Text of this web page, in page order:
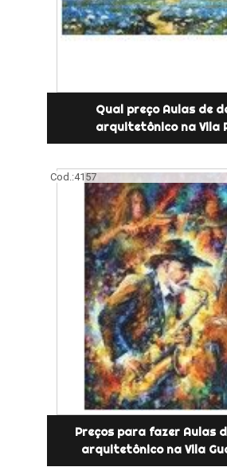
Qual preço Aulas de
arquitetônico na Vila
Cod.:4157
Preços para fazer Aulas
arquitetônico na Vila